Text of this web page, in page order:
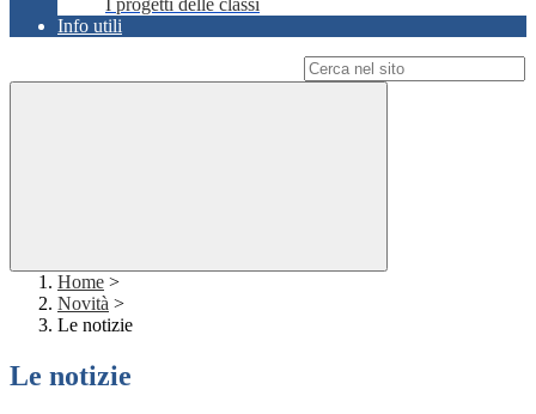
I progetti delle classi
Info utili
Home >
Novità >
Le notizie
Le notizie